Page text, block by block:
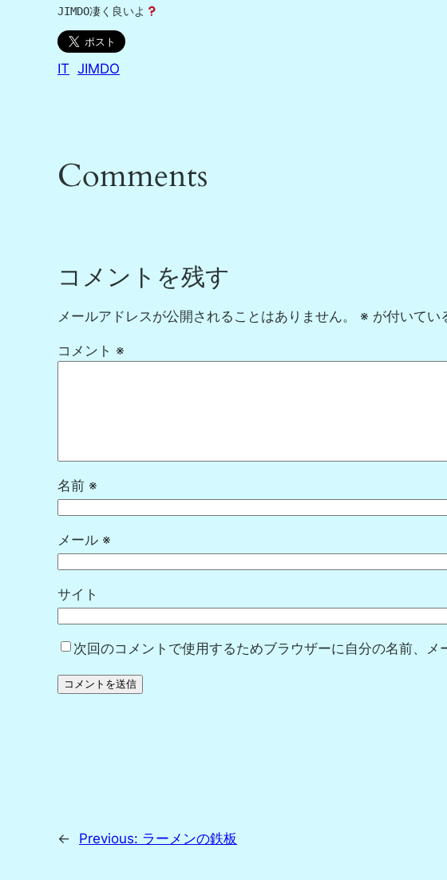
JIMDO凄く良いよ
IT JIMDO
Comments
コメントを残す
メールアドレスが公開されることはありません。 ※ が付いてい
コメント ※
名前 ※
メール ※
サイト
次回のコメントで使用するためブラウザーに自分の名前、メ
← Previous: ラーメンの鉄板